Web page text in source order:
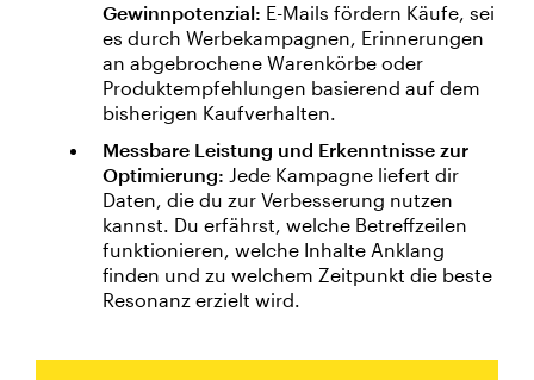
Gewinnpotenzial: E-Mails fördern Käufe, sei
es durch Werbekampagnen, Erinnerungen
an abgebrochene Warenkörbe oder
Produktempfehlungen basierend auf dem
bisherigen Kaufverhalten.
Messbare Leistung und Erkenntnisse zur
Optimierung: Jede Kampagne liefert dir
Daten, die du zur Verbesserung nutzen
kannst. Du erfährst, welche Betreffzeilen
funktionieren, welche Inhalte Anklang
finden und zu welchem Zeitpunkt die beste
Resonanz erzielt wird.